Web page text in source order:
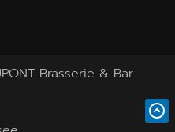
Brasserie & Bar